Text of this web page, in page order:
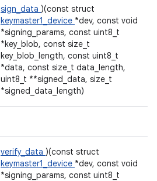
sign_data )(const struct
keymaster1_device *dev, const void
*signing_params, const uint8_t
*key_blob, const size_t
key_blob_length, const uint8_t
*data, const size_t data_length,
uint8_t **signed_data, size_t
*signed_data_length)
verify_data )(const struct
keymaster1_device *dev, const void
*signing_params, const uint8_t